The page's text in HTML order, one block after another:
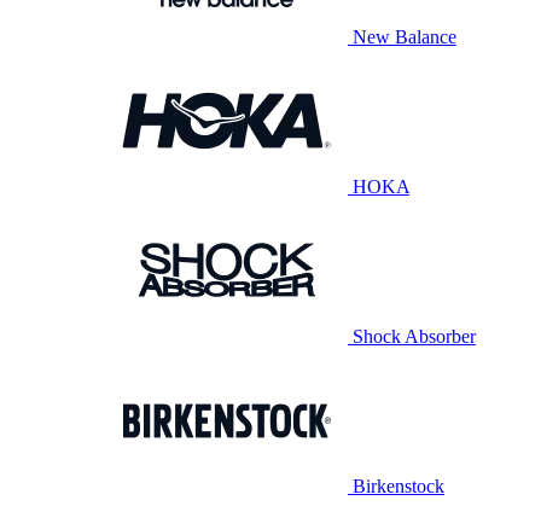
New Balance
HOKA
Shock Absorber
Birkenstock